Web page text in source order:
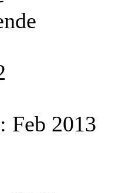
Feb 2013